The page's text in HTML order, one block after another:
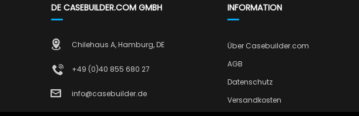
DE CASEBUILDER.COM GMBH
Chilehaus A, Hamburg, DE
+49 (0)40 855 680 27
info@casebuilder.de
INFORMATION
Über Casebuilder.com
AGB
Datenschutz
Versandkosten